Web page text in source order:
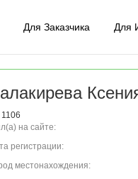
Для Заказчика Для
1106
на сайте:
регистрации:
местонахождения: